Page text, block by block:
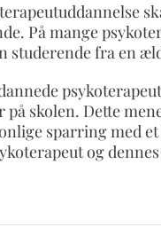
På mange
studerende fra en
skolen. Dette
sparring med
og